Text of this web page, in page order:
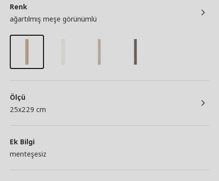
Renk
ağartılmış meşe görünümlü
Ölçü
25x229 cm
Ek Bilgi
menteşesiz